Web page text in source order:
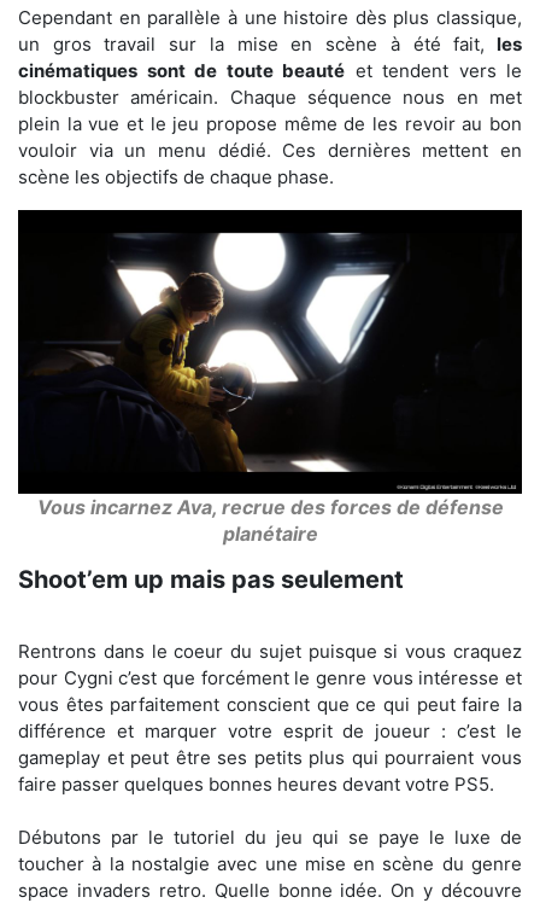
Cependant en parallèle à une histoire dès plus classique,
un gros travail sur la mise en scène à été fait, les
cinématiques sont de toute beauté et tendent vers le
blockbuster américain. Chaque séquence nous en met
plein la vue et le jeu propose même de les revoir au bon
vouloir via un menu dédié. Ces dernières mettent en
scène les objectifs de chaque phase.
Vous incarnez Ava, recrue des forces de défense
planétaire
Shoot’em up mais pas seulement
Rentrons dans le coeur du sujet puisque si vous craquez
pour Cygni c’est que forcément le genre vous intéresse et
vous êtes parfaitement conscient que ce qui peut faire la
différence et marquer votre esprit de joueur : c’est le
gameplay et peut être ses petits plus qui pourraient vous
faire passer quelques bonnes heures devant votre PS5.
Débutons par le tutoriel du jeu qui se paye le luxe de
toucher à la nostalgie avec une mise en scène du genre
space invaders retro. Quelle bonne idée. On y découvre